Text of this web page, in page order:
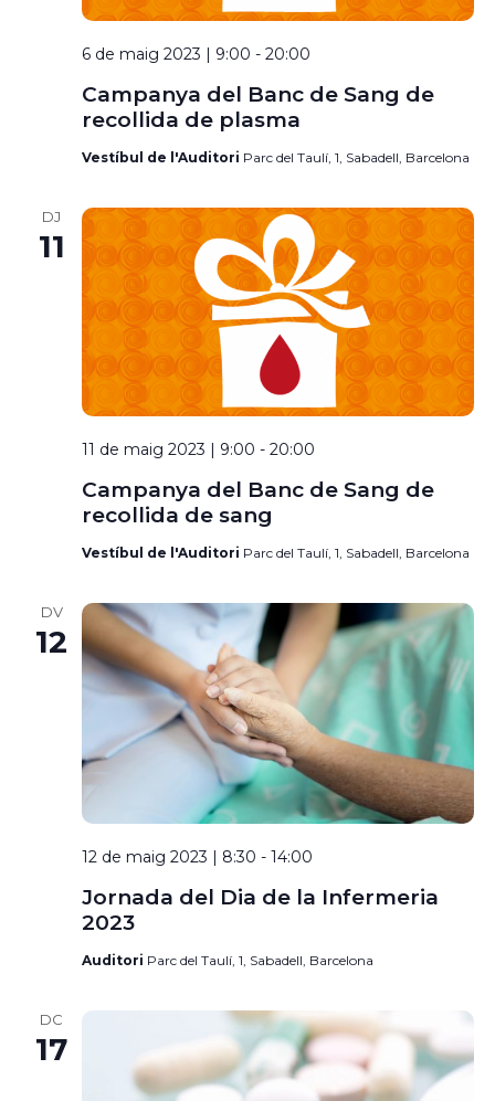
6 de maig 2023 | 9:00 - 20:00
Campanya del Banc de Sang de
recollida de plasma
Vestíbul de l'Auditori Parc del Taulí, 1, Sabadell, Barcelona
DJ
11
11 de maig 2023 | 9:00 - 20:00
Campanya del Banc de Sang de
recollida de sang
Vestíbul de l'Auditori Parc del Taulí, 1, Sabadell, Barcelona
DV
12
12 de maig 2023 | 8:30 - 14:00
Jornada del Dia de la Infermeria
2023
Auditori Parc del Taulí, 1, Sabadell, Barcelona
DC
17